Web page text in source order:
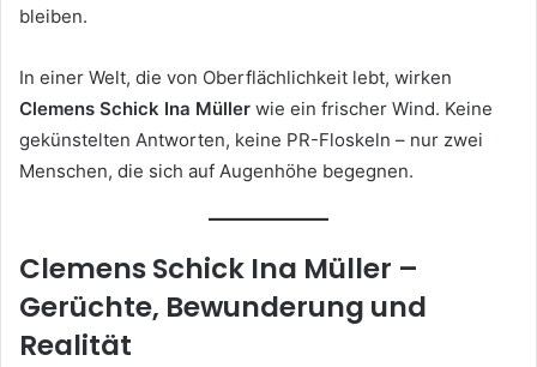
bleiben.
In einer Welt, die von Oberflächlichkeit lebt, wirken
Clemens Schick Ina Müller wie ein frischer Wind. Keine
gekünstelten Antworten, keine PR-Floskeln – nur zwei
Menschen, die sich auf Augenhöhe begegnen.
Clemens Schick Ina Müller –
Gerüchte, Bewunderung und
Realität